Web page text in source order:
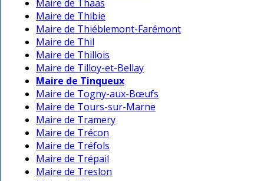
Maire de Thaas
Maire de Thibie
Maire de Thiéblemont-Farémont
Maire de Thil
Maire de Thillois
Maire de Tilloy-et-Bellay
Maire de Tinqueux
Maire de Togny-aux-Bœufs
Maire de Tours-sur-Marne
Maire de Tramery
Maire de Trécon
Maire de Tréfols
Maire de Trépail
Maire de Treslon